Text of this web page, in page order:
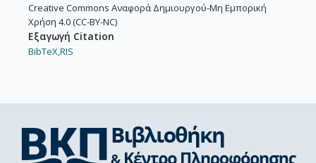
Creative Commons Αναφορά Δημιουργού-Μη Εμπορική
Χρήση 4.0 (CC-BY-NC)
Εξαγωγή Citation
BibTeX,RIS